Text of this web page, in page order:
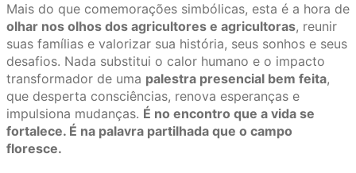
Mais do que comemorações simbólicas, esta é a hora de
olhar nos olhos dos agricultores e agricultoras, reunir
suas famílias e valorizar sua história, seus sonhos e seus
desafios. Nada substitui o calor humano e o impacto
transformador de uma palestra presencial bem feita,
que desperta consciências, renova esperanças e
impulsiona mudanças. É no encontro que a vida se
fortalece. É na palavra partilhada que o campo
floresce.